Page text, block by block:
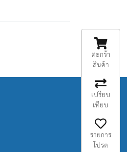
ตะกร้า
สินค้า
เปรียบ
เทียบ
รายการ
โปรด